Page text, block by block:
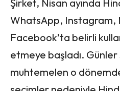
Şirket, Nisan ayında
WhatsApp, Instagram,
Facebook’ta belirli
etmeye başladı.
muhtemelen o